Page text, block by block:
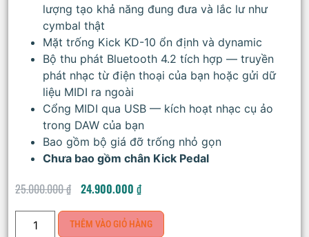
lượng tạo khả năng đung đưa và lắc lư như
cymbal thật
Mặt trống Kick KD-10 ổn định và dynamic
Bộ thu phát Bluetooth 4.2 tích hợp — truyền
phát nhạc từ điện thoại của bạn hoặc gửi dữ
liệu MIDI ra ngoài
Cổng MIDI qua USB — kích hoạt nhạc cụ ảo
trong DAW của bạn
Bao gồm bộ giá đỡ trống nhỏ gọn
Chưa bao gồm chân Kick Pedal
25.000.000₫ 24.900.000 ₫
THÊM VÀO GIỎ HÀNG